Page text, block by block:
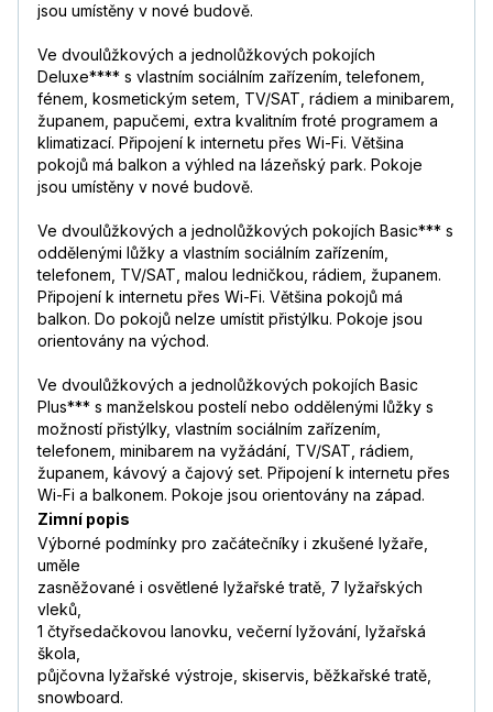
jsou umístěny v nové budově.
Ve dvoulůžkových a jednolůžkových pokojích
Deluxe**** s vlastním sociálním zařízením, telefonem,
fénem, kosmetickým setem, TV/SAT, rádiem a minibarem,
županem, papučemi, extra kvalitním froté programem a
klimatizací. Připojení k internetu přes Wi-Fi. Většina
pokojů má balkon a výhled na lázeňský park. Pokoje
jsou umístěny v nové budově.
Ve dvoulůžkových a jednolůžkových pokojích Basic*** s
oddělenými lůžky a vlastním sociálním zařízením,
telefonem, TV/SAT, malou ledničkou, rádiem, županem.
Připojení k internetu přes Wi-Fi. Většina pokojů má
balkon. Do pokojů nelze umístit přistýlku. Pokoje jsou
orientovány na východ.
Ve dvoulůžkových a jednolůžkových pokojích Basic
Plus*** s manželskou postelí nebo oddělenými lůžky s
možností přistýlky, vlastním sociálním zařízením,
telefonem, minibarem na vyžádání, TV/SAT, rádiem,
županem, kávový a čajový set. Připojení k internetu přes
Wi-Fi a balkonem. Pokoje jsou orientovány na západ.
Zimní popis
Výborné podmínky pro začátečníky i zkušené lyžaře,
uměle
zasněžované i osvětlené lyžařské tratě, 7 lyžařských
vleků,
1 čtyřsedačkovou lanovku, večerní lyžování, lyžařská
škola,
půjčovna lyžařské výstroje, skiservis, běžkařské tratě,
snowboard.